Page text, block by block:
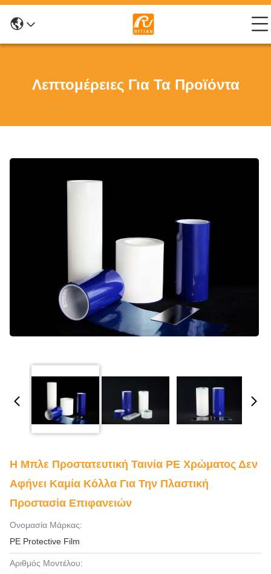
Λεπτομέρειες Για Τα Προϊόντα
Η Μπλε Προστατευτική Ταινία PE Χρώματος Δεν
Αφήνει Καμία Κόλλα Για Την Πλαστική
Προστασία Επιφανειών
Ονομασία Μάρκας:
PE Protective Film
Αριθμός Μοντέλου: